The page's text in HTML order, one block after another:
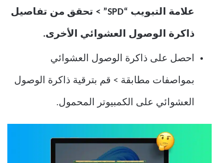
علامة التبويب “SPD” > تحقق من تفاصيل
ذاكرة الوصول العشوائي الأخرى.
احصل على ذاكرة الوصول العشوائي
بمواصفات مطابقة > قم بترقية ذاكرة الوصول
العشوائي على الكمبيوتر المحمول.